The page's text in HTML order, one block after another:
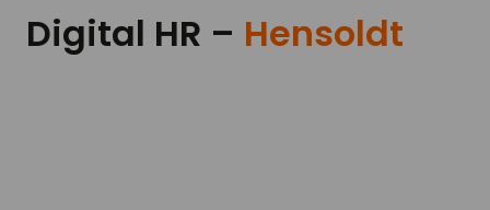
Digital HR – Hensoldt